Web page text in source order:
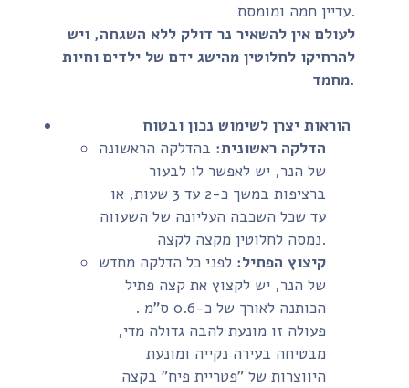
לעולם אין להשאיר נר דולק ללא השגחה, ויש
להרחיקו לחלוטין מהישג ידם של ילדים וחיות
הוראות יצרן לשימוש נכון ובטוח
הדלקה ראשונית:בהדלקה הראשונה
של הנר, יש לאפשר לו לבעור
ברציפות במשך כ-2 עד 3 שעות, או
עד שכל השכבה העליונה של השעווה
קיצוץ הפתיל:לפני כל הדלקה מחדש
של הנר, יש לקצוץ את קצה פתיל
הכותנה לאורך של כ-0.6 ס"מ .
פעולה זו מונעת להבה גדולה מדי,
מבטיחה בעירה נקייה ומונעת
היווצרות של "פטריית פיח" בקצה